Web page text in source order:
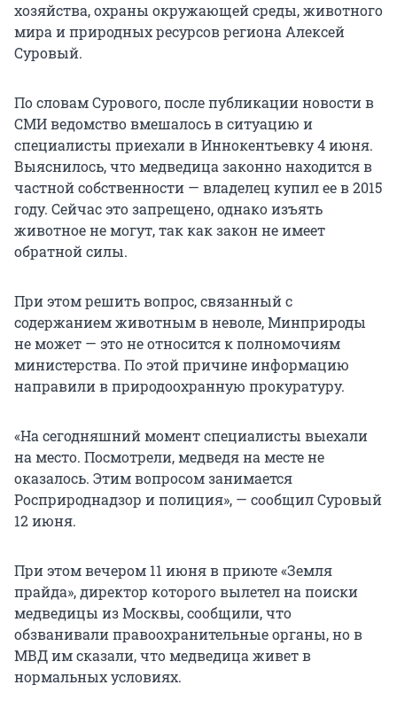
хозяйства, охраны окружающей среды, животного
мира и природных ресурсов региона Алексей
Суровый.
По словам Сурового, после публикации новости в
СМИ ведомство вмешалось в ситуацию и
специалисты приехали в Иннокентьевку 4 июня.
Выяснилось, что медведица законно находится в
частной собственности — владелец купил ее в 2015
году. Сейчас это запрещено, однако изъять
животное не могут, так как закон не имеет
обратной силы.
При этом решить вопрос, связанный с
содержанием животным в неволе, Минприроды
не может — это не относится к полномочиям
министерства. По этой причине информацию
направили в природоохранную прокуратуру.
«На сегодняшний момент специалисты выехали
на место. Посмотрели, медведя на месте не
оказалось. Этим вопросом занимается
Росприроднадзор и полиция», — сообщил Суровый
12 июня.
При этом вечером 11 июня в приюте «Земля
прайда», директор которого вылетел на поиски
медведицы из Москвы, сообщили, что
обзванивали правоохранительные органы, но в
МВД им сказали, что медведица живет в
нормальных условиях.